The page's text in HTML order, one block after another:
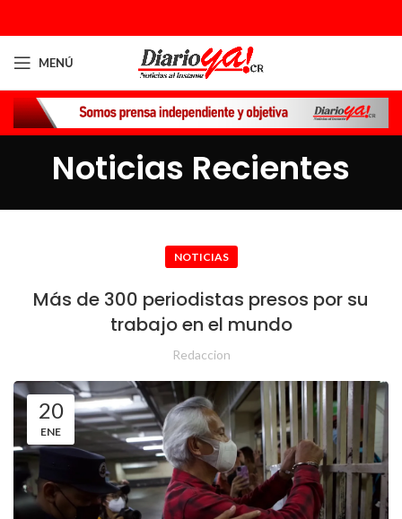
MENÚ
Noticias Recientes
NOTICIAS
Más de 300 periodistas presos por su
trabajo en el mundo
Redaccion
20
ENE